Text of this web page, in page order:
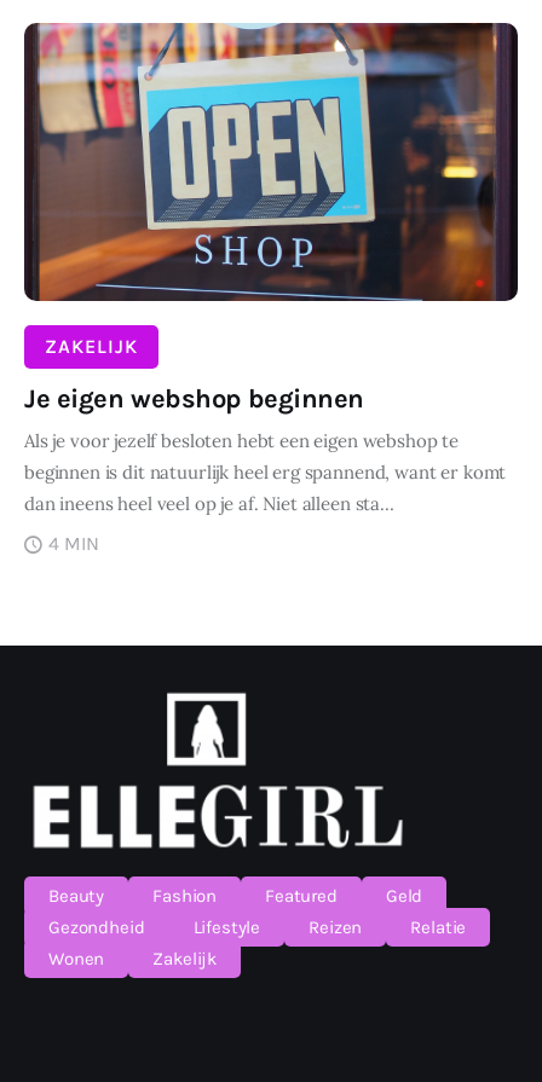
Wonen
Zakelijk
ZAKELIJK
Je eigen webshop beginnen
Als je voor jezelf besloten hebt een eigen webshop te
beginnen is dit natuurlijk heel erg spannend, want er komt
dan ineens heel veel op je af. Niet alleen sta…
DELEN
4 MIN
Beauty Fashion Featured
Geld
Gezondheid
Lifestyle Reizen
Relatie
Wonen
Zakelijk